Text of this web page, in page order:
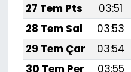
27 Tem Pts
03:51
28 Tem Sal
03:53
29 Tem Çar
03:54
30 Tem Per
03:55